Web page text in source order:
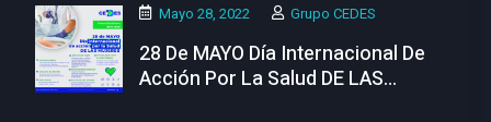
Mayo 28, 2022 Grupo CEDES
28 De MAYO Día Internacional De
Acción Por La Salud DE LAS